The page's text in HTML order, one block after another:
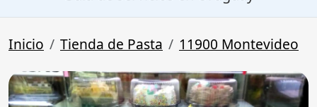
Inicio Tienda de Pasta 11900 Montevideo